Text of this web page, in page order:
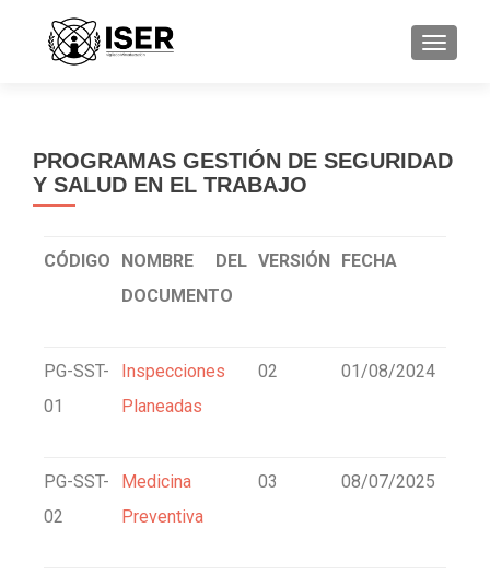
PROGRAMAS GESTIÓN DE SEGURIDAD
Y SALUD EN EL TRABAJO
CÓDIGO
NOMBRE DEL
DOCUMENTO
VERSIÓN FECHA
PG-SST-
01
Inspecciones
Planeadas
02 01/08/2024
PG-SST-
02
Medicina
Preventiva
03 08/07/2025